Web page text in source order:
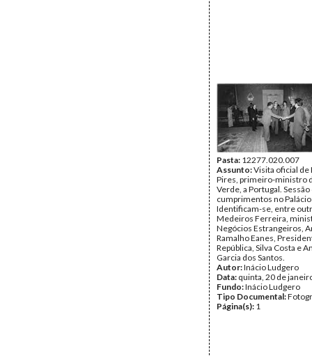
Pasta: 12277.020.007
Assunto:Visita oficial de
Pires, primeiro-ministro
Verde, a Portugal. Sessão
cumprimentos no
Identificam-se, entre
Medeiros Ferreira,
Negócios Estrangeiros,
Ramalho Eanes,
República, Silva Costa e
Garcia dos Santos.
Autor:Inácio Ludgero
Data: quinta, 20 de
Fundo:Inácio Ludgero
Tipo Documental:
Página(s): 1